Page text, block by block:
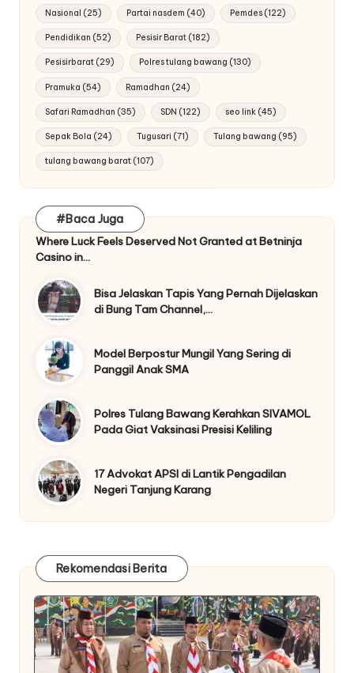
Nasional (25) Partai nasdem (40) Pemdes(122)
Pendidikan (52) Pesisir Barat(182)
Pesisirbarat (29) Polres tulang bawang (130)
Pramuka (54) Ramadhan (24)
Safari Ramadhan (35) SDN (122) seo link(45)
Sepak Bola (24) Tugusari (71) Tulang bawang (95)
tulang bawang barat (107)
#Baca Juga
Where Luck Feels Deserved Not Granted at Betninja
Casino in…
Bisa Jelaskan Tapis Yang Pernah Dijelaskan
di Bung Tam Channel,…
Model Berpostur Mungil Yang Sering di
Panggil Anak SMA
Polres Tulang Bawang Kerahkan SIVAMOL
Pada Giat Vaksinasi Presisi Keliling
17 Advokat APSI di Lantik Pengadilan
Negeri Tanjung Karang
Rekomendasi Berita